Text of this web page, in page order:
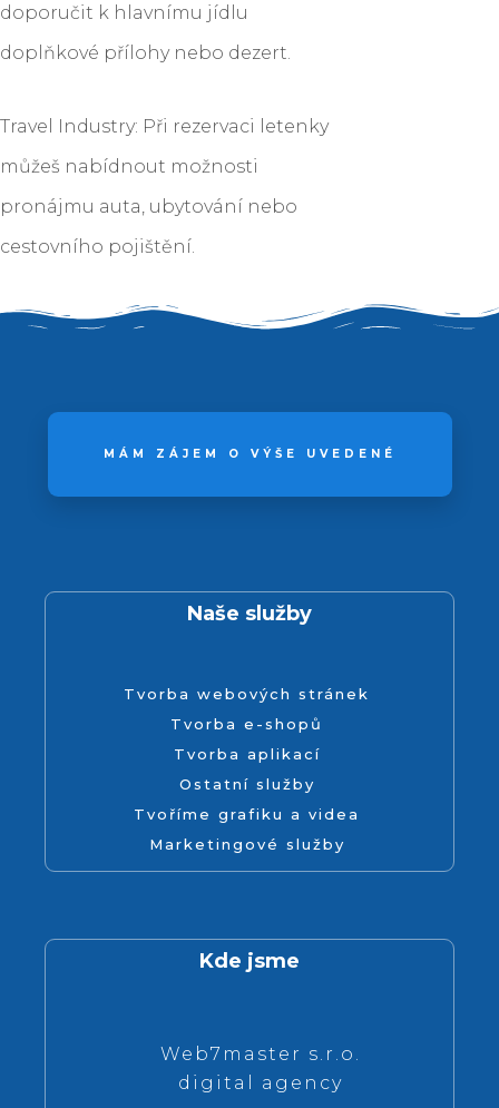
doporučit k hlavnímu jídlu
doplňkové přílohy nebo dezert.
Travel Industry: Při rezervaci letenky
můžeš nabídnout možnosti
pronájmu auta, ubytování nebo
cestovního pojištění.
MÁM ZÁJEM O VÝŠE UVEDENÉ
Naše služby
Tvorba webových stránek
Tvorba e-shopů
Tvorba aplikací
Ostatní služby
Tvoříme grafiku a videa
Marketingové služby
Kde jsme
Web7master s.r.o.
digital agency